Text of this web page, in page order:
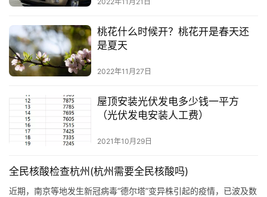
桃花什么时候开？桃花开是春天还
是夏天
2022年11月27日
屋顶安装光伏发电多少钱一平方
（光伏发电安装人工费）
2021年10月29日
全民核酸检查杭州(杭州需要全民核酸吗)
近期，南京等地发生新冠病毒“德尔塔”变异株引起的疫情，已波及数